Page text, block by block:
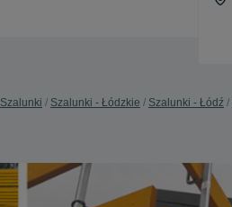
Szalunki Szalunki - Łódzkie Szalunki - Łódź